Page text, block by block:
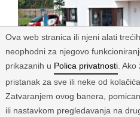
Ova web stranica ili njeni alati
neophodni za njegovo
prikazanih u Polica privatnosti. Ako
pristanak za sve ili neke od
Zatvaranjem ovog banera,
ili nastavkom pregledavanja na